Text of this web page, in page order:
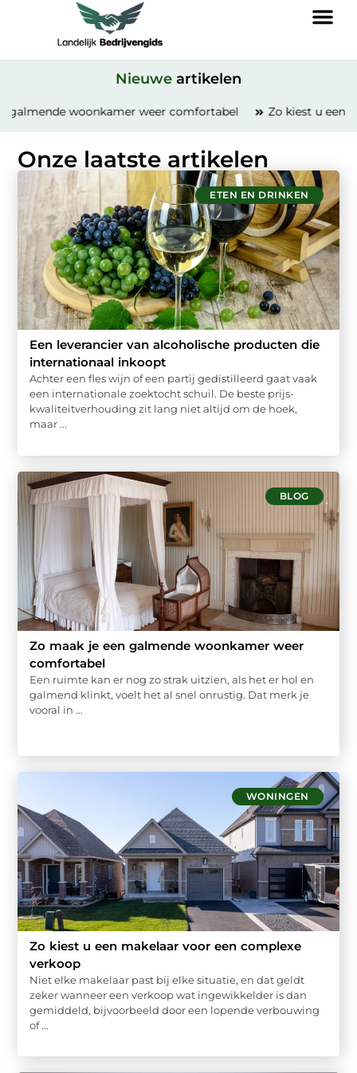
Nieuwe artikelen
weer comfortabel Zo kiest u een makelaar voor
Onze laatste artikelen
ETEN EN DRINKEN
Een leverancier van alcoholische producten die
internationaal inkoopt
Achter een fles wijn of een partij gedistilleerd gaat vaak
een internationale zoektocht schuil. De beste prijs-
kwaliteitverhouding zit lang niet altijd om de hoek,
maar ...
BLOG
Zo maak je een galmende woonkamer weer
comfortabel
Een ruimte kan er nog zo strak uitzien, als het er hol en
galmend klinkt, voelt het al snel onrustig. Dat merk je
vooral in ...
WONINGEN
Zo kiest u een makelaar voor een complexe
verkoop
Niet elke makelaar past bij elke situatie, en dat geldt
zeker wanneer een verkoop wat ingewikkelder is dan
gemiddeld, bijvoorbeeld door een lopende verbouwing
of ...